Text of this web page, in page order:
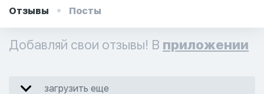
Отзывы Посты
Добавляй свои отзывы! В приложении
загрузить еще